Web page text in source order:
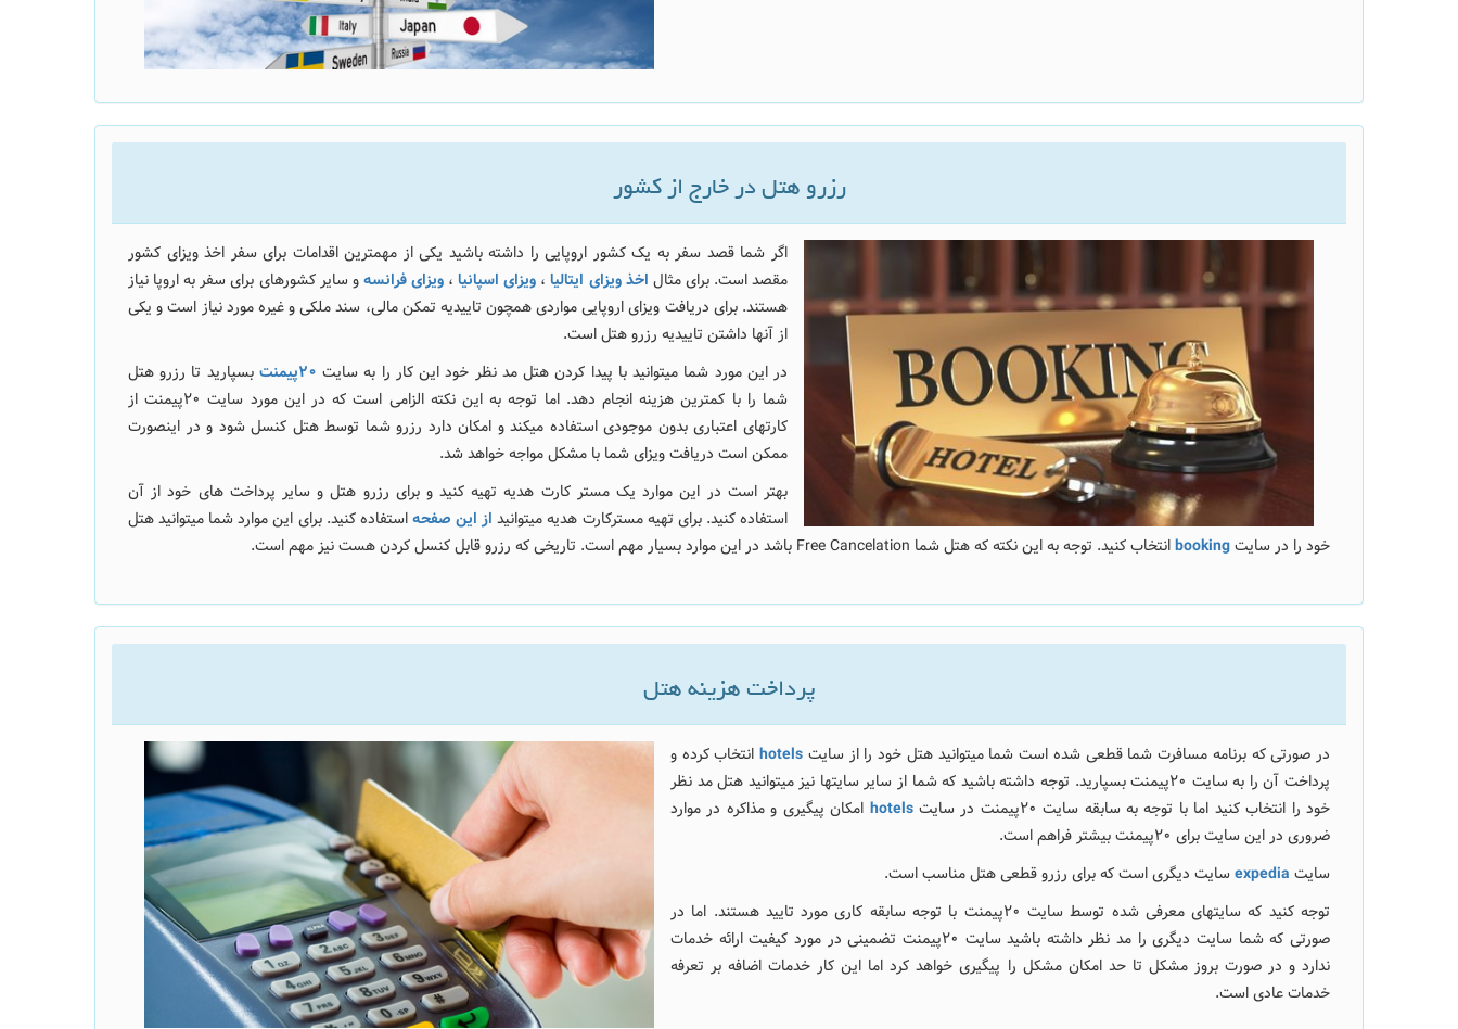
رزرو هتل در خارج از کشور
اگر شما قصد سفر به یک کشور اروپایی را داشته باشید یکی از مهمترین اقدامات برای سفر اخذ ویزای کشور
مقصد است. برای مثال اخذ ویزای ایتالیا، ویزای اسپانیا،ویزای فرانسهو سایر کشورهای برای سفر به اروپا نیاز
هستند. برای دریافت ویزای اروپایی مواردی همچون تاییدیه تمکن مالی، سند ملکی و غیره مورد نیاز است و یکی
از آنها داشتن تاییدیه رزرو هتل است.
در این مورد شما میتوانید با پیدا کردن هتل مد نظر خود این کار را به سایت 20پیمنت
بسپارید تا رزرو هتل
شما را با کمترین هزینه انجام دهد. اما توجه به این نکته الزامی است که در این مورد سایت 20پیمنت از
کارتهای اعتباری بدون موجودی استفاده میکند و امکان دارد رزرو شما توسط هتل کنسل شود و در اینصورت
ممکن است دریافت ویزای شما با مشکل مواجه خواهد شد.
بهتر است در این موارد یک مستر کارت هدیه تهیه کنید و برای رزرو هتل و سایر پرداخت های خود از آن
استفاده کنید. برای تهیه مسترکارت هدیه میتوانید از این صفحهاستفاده کنید. برای این موارد شما میتوانید هتل
خود را در سایتbookingانتخاب کنید. توجه به این نکته که هتل شما Free Cancelation باشد در این موارد بسیار مهم است. تاریخی که رزرو قابل کنسل کردن هست نیز مهم است.
پرداخت هزینه هتل
در صورتی که برنامه مسافرت شما قطعی شده است شما میتوانید هتل خود را از سایت hotelsانتخاب کرده و
پرداخت آن را به سایت 20پیمنت بسپارید. توجه داشته باشید که شما از سایر سایتها نیز میتوانید هتل مد نظر
خود را انتخاب کنید اما با توجه به سابقه سایت 20پیمنت در سایت
hotels امکان پیگیری و مذاکره در موارد
ضروری در این سایت برای 20پیمنت بیشتر فراهم است.
سایت expediaسایت دیگری است که برای رزرو قطعی هتل مناسب است.
توجه کنید که سایتهای معرفی شده توسط سایت 20پیمنت با توجه سابقه کاری مورد تایید هستند. اما در
صورتی که شما سایت دیگری را مد نظر داشته باشید سایت 20پیمنت تضمینی در مورد کیفیت ارائه خدمات
ندارد و در صورت بروز مشکل تا حد امکان مشکل را پیگیری خواهد کرد اما این کار خدمات اضافه بر تعرفه
خدمات عادی است.